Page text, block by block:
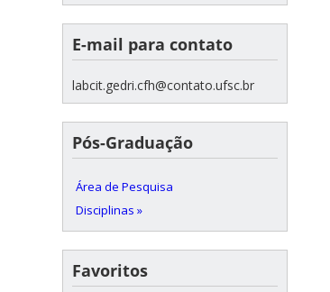
E-mail para contato
labcit.gedri.cfh@contato.ufsc.br
Pós-Graduação
Área de Pesquisa
Disciplinas »
Favoritos